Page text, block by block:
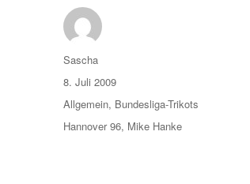
Autor
Sascha
Veröffentlicht
am
8. Juli 2009
Kategorien
Allgemein, Bundesliga-Trikots
Schlagwörter
Hannover 96, Mike Hanke